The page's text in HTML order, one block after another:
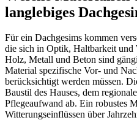
langlebiges
Für ein Dachgesims kommen
die sich in Optik, Haltbarkeit und
Holz, Metall und Beton sind
Material spezifische Vor- und
berücksichtigt werden müssen.
Baustil des Hauses, dem
Pflegeaufwand ab. Ein robustes
Witterungseinflüssen über